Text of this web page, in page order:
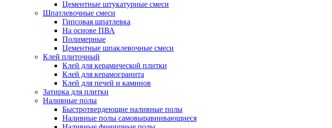
Цементные штукатурные смеси
Шпатлевочные смеси
Гипсовая шпатлевка
На основе ПВА
Полимерные
Цементные шпаклевочные смеси
Клей плиточный
Клей для керамической плитки
Клей для керамогранита
Клей для печей и каминов
Затирка для плитки
Наливные полы
Быстротвердеющие наливные полы
Наливные полы самовыравнивающиеся